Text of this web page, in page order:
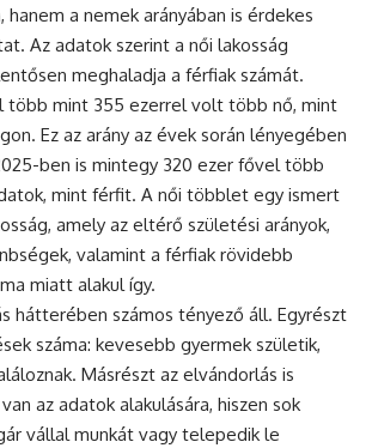
hanem a nemek arányában is érdekes
Az adatok szerint a női lakosság
meghaladja a férfiak számát.
több mint 355 ezerrel volt több nő, mint
Ez az arány az évek során lényegében
ben is mintegy 320 ezer fővel több
mint férfit. A női többlet egy ismert
amely az eltérő születési arányok,
valamint a férfiak rövidebb
miatt alakul így.
hátterében számos tényező áll. Egyrészt
száma: kevesebb gyermek születik,
Másrészt az elvándorlás is
az adatok alakulására, hiszen sok
vállal munkát vagy telepedik le